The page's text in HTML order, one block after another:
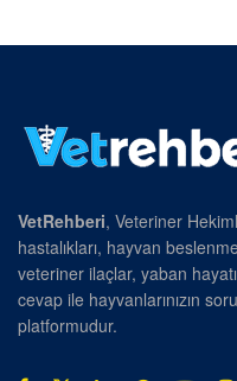
VetRehberi, Veteriner
hastalıkları, hayvan
veteriner ilaçlar, yaban
cevap ile hayvanlarınızın
platformudur.